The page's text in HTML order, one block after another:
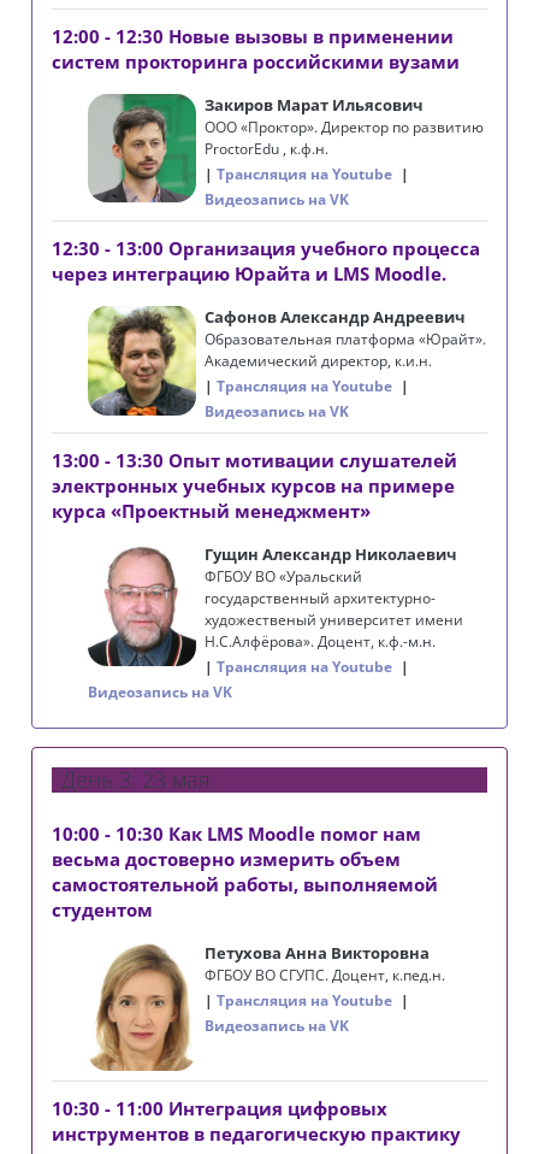
12:00 - 12:30 Новые вызовы в применении
систем прокторинга российскими вузами
Закиров Марат Ильясович
ООО «Проктор». Директор по развитию
ProctorEdu , к.ф.н.
Трансляция на Youtube
Видеозапись на VK
12:30 - 13:00 Организация учебного процесса
через интеграцию Юрайта и LMS Moodle.
Сафонов Александр Андреевич
Образовательная платформа «Юрайт».
Академический директор, к.и.н.
Трансляция на Youtube
Видеозапись на VK
13:00 - 13:30 Опыт мотивации слушателей
электронных учебных курсов на примере
курса «Проектный менеджмент»
Гущин Александр Николаевич
ФГБОУ ВО «Уральский
государственный архитектурно-
художественый университет имени
Н.С.Алфёрова». Доцент, к.ф.-м.н.
Трансляция на Youtube
Видеозапись на VK
День 3: 23 мая
10:00 - 10:30 Как LMS Moodle помог нам
весьма достоверно измерить объем
самостоятельной работы, выполняемой
студентом
Петухова Анна Викторовна
ФГБОУ ВО СГУПС. Доцент, к.пед.н.
Трансляция на Youtube
Видеозапись на VK
10:30 - 11:00 Интеграция цифровых
инструментов в педагогическую практику